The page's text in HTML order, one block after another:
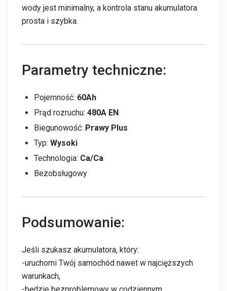
wody jest minimalny, a kontrola stanu akumulatora
prosta i szybka.
Parametry techniczne:
Pojemność: 60Ah
Prąd rozruchu: 480A EN
Biegunowość: Prawy Plus
Typ: Wysoki
Technologia: Ca/Ca
Bezobsługowy
Podsumowanie:
Jeśli szukasz akumulatora, który:
-uruchomi Twój samochód nawet w najcięższych
warunkach,